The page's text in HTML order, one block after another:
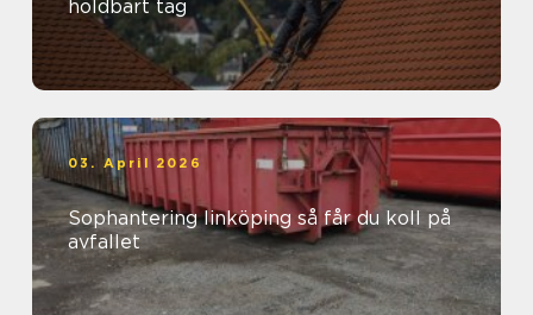
holdbart tag
03. April 2026
Sophantering linköping så får du koll på
avfallet